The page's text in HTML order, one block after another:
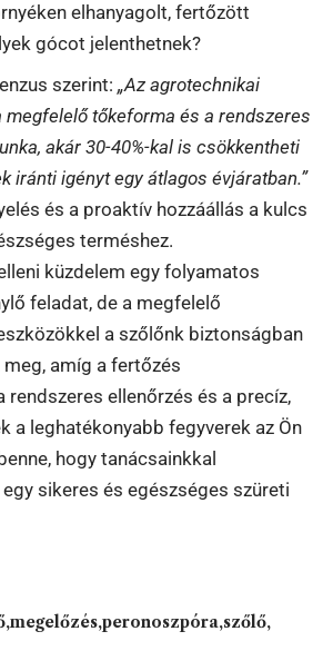
elhanyagolt, fertőzött
gócot jelenthetnek?
szerint: „Az agrotechnikai
megfelelő tőkeforma és a rendszeres
akár 30-40%-kal is csökkentheti
iránti igényt egy átlagos évjáratban.”
és a proaktív hozzáállás a kulcs
terméshez.
küzdelem egy folyamatos
feladat, de a megfelelő
a szőlőnk biztonságban
amíg a fertőzés
rendszeres ellenőrzés és a precíz,
a leghatékonyabb fegyverek az Ön
hogy tanácsainkkal
sikeres és egészséges szüreti
megelőzés peronoszpóra szőlő